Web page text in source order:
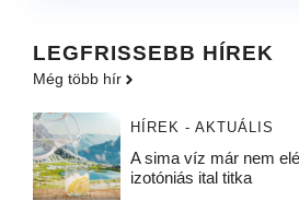
LEGFRISSEBB HÍREK
Még több hír
HÍREK - AKTUÁLIS
A sima víz már nem
izotóniás ital titka